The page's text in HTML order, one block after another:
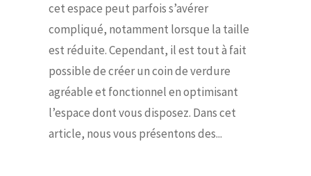
cet espace peut parfois s’avérer
compliqué, notamment lorsque la taille
est réduite. Cependant, il est tout à fait
possible de créer un coin de verdure
agréable et fonctionnel en optimisant
l’espace dont vous disposez. Dans cet
article, nous vous présentons des...